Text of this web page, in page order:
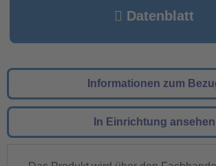
Datenblatt
Informationen zum
In Einrichtung ansehen